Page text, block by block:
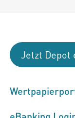
Jetzt Depot